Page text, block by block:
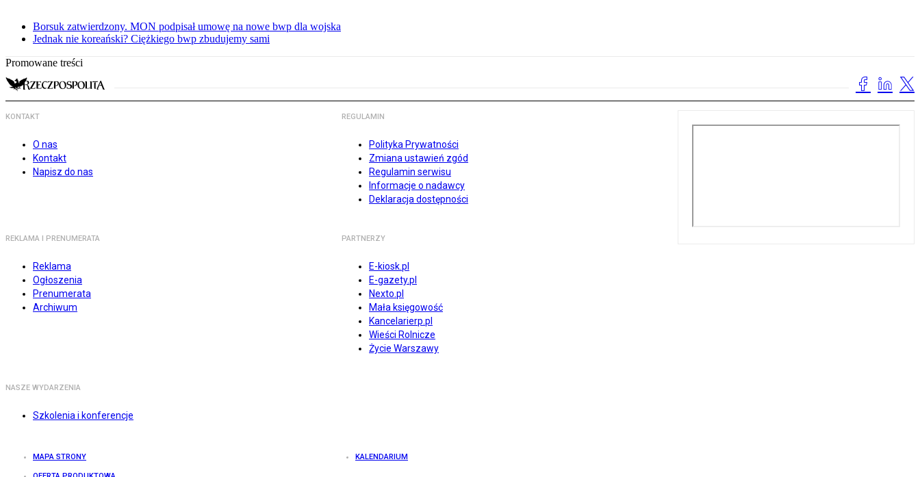
Borsuk zatwierdzony. MON podpisał umowę na nowe bwp dla wojska
Jednak nie koreański? Ciężkiego bwp zbudujemy sami
Promowane treści
KONTAKT
O nas
Kontakt
Napisz do nas
REGULAMIN
Polityka Prywatności
Zmiana ustawień zgód
Regulamin serwisu
Informacje o nadawcy
Deklaracja dostępności
REKLAMA I PRENUMERATA
Reklama
Ogłoszenia
Prenumerata
Archiwum
PARTNERZY
E-kiosk.pl
E-gazety.pl
Nexto.pl
Mała księgowość
Kancelarierp.pl
Wieści Rolnicze
Życie Warszawy
NASZE WYDARZENIA
Szkolenia i konferencje
MAPA STRONY KALENDARIUM